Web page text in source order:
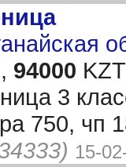
94000
3
750,
15-